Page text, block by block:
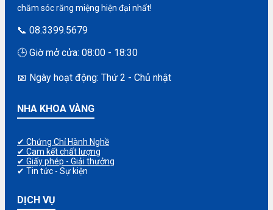
chăm sóc răng miệng hiện đại nhất!
📞 08.3399.5679
🕒 Giờ mở cửa: 08:00 - 18:30
📅 Ngày hoạt động: Thứ 2 - Chủ nhật
NHA KHOA VÀNG
✔ Chứng Chỉ Hành Nghề
✔ Cam kết chất lượng
✔ Giấy phép - Giải thưởng
✔ Tin tức - Sự kiện
DỊCH VỤ